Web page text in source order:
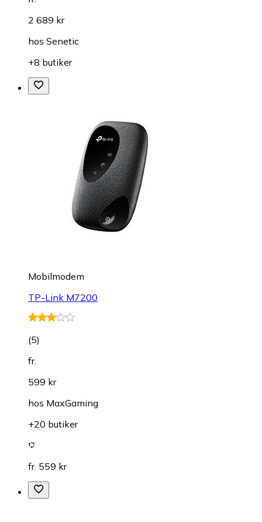
2 689 kr
hos Senetic
+8 butiker
Mobilmodem
TP-Link M7200
(5)
fr.
599 kr
hos MaxGaming
+20 butiker
fr. 559 kr